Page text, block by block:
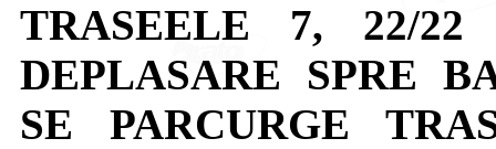
TRASEELE 7, 22/
DEPLASARE SPRE
SE PARCURGE